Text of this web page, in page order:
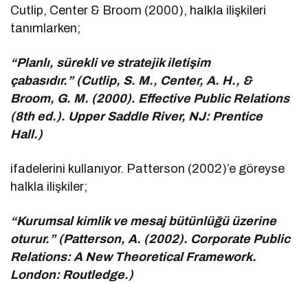
Cutlip, Center & Broom (2000), halkla ilişkileri
tanımlarken;
“Planlı, sürekli ve stratejik iletişim
çabasıdır.” (Cutlip, S. M., Center, A. H., &
Broom, G. M. (2000). Effective Public Relations
(8th ed.). Upper Saddle River, NJ: Prentice
Hall.)
ifadelerini kullanıyor. Patterson (2002)’e göreyse
halkla ilişkiler;
“Kurumsal kimlik ve mesaj bütünlüğü üzerine
oturur.” (Patterson, A. (2002). Corporate Public
Relations: A New Theoretical Framework.
London: Routledge.)